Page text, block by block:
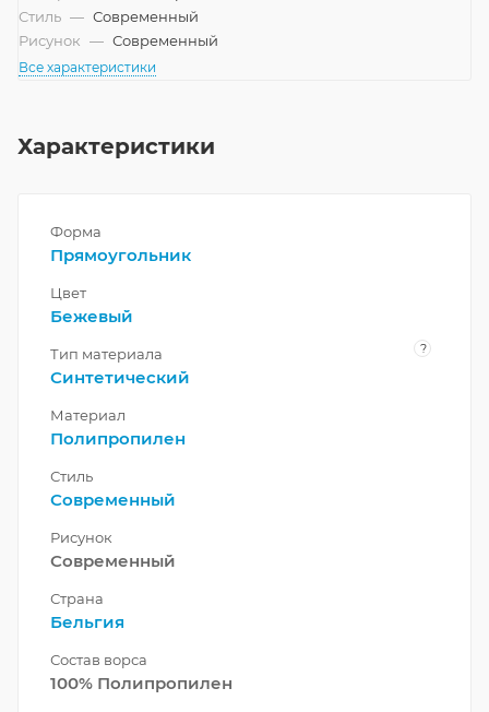
Стиль — Современный
Рисунок — Современный
Все характеристики
Характеристики
Форма
Прямоугольник
Цвет
Бежевый
Тип материала ?
Синтетический
Материал
Полипропилен
Стиль
Современный
Рисунок
Современный
Страна
Бельгия
Состав ворса
100% Полипропилен